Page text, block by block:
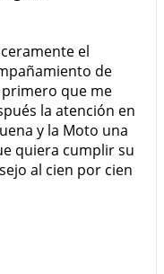
el
de
que me
la atención en
y la Moto una
quiera cumplir su
al cien por cien